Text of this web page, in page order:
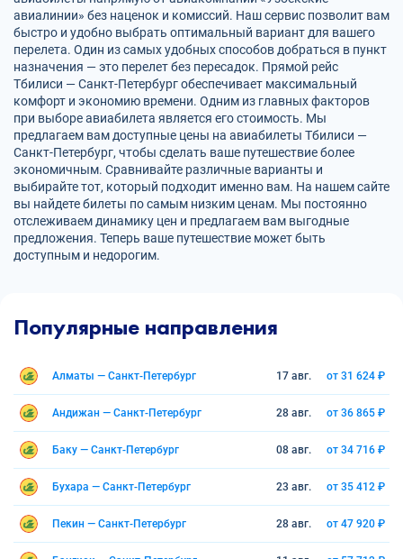
авиалинии» без наценок и комиссий. Наш сервис позволит вам
быстро и удобно выбрать оптимальный вариант для вашего
перелета. Один из самых удобных способов добраться в пункт
назначения — это перелет без пересадок. Прямой рейс
Тбилиси — Санкт-Петербург обеспечивает максимальный
комфорт и экономию времени. Одним из главных факторов
при выборе авиабилета является его стоимость. Мы
предлагаем вам доступные цены на авиабилеты Тбилиси —
Санкт-Петербург, чтобы сделать ваше путешествие более
экономичным. Сравнивайте различные варианты и
выбирайте тот, который подходит именно вам. На нашем сайте
вы найдете билеты по самым низким ценам. Мы постоянно
отслеживаем динамику цен и предлагаем вам выгодные
предложения. Теперь ваше путешествие может быть
доступным и недорогим.
Популярные направления
Алматы — Санкт-Петербург 17 авг. от 31 624 ₽
Андижан — Санкт-Петербург 28 авг. от 36 865 ₽
Баку — Санкт-Петербург 08 авг. от 34 716 ₽
Бухара — Санкт-Петербург 23 авг. от 35 412 ₽
Пекин — Санкт-Петербург 28 авг. от 47 920 ₽